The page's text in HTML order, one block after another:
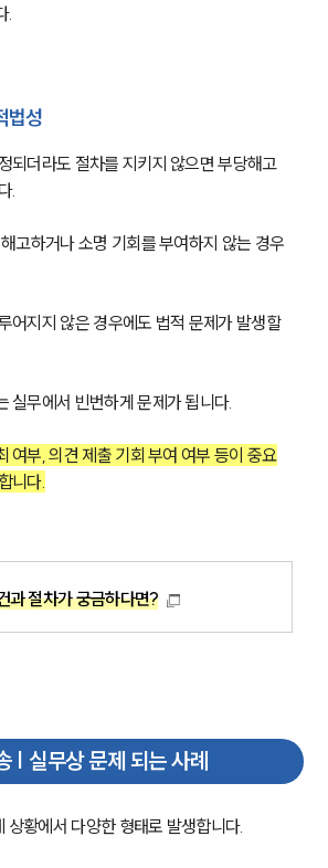
.
법성
되더라도 절차를 지키지 않으면 부당해고
.
고하거나 소명 기회를 부여하지 않는 경우
어지지 않은 경우에도 법적 문제가 발생할
실무에서 빈번하게 문제가 됩니다.
여부, 의견 제출 기회 부여 여부 등이 중요
니다.
과 절차가 궁금하다면?
| 실무상 문제 되는 사례
상황에서 다양한 형태로 발생합니다.